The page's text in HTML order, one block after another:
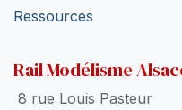
Ressources
Rail Modélisme
8 rue Louis Pasteur